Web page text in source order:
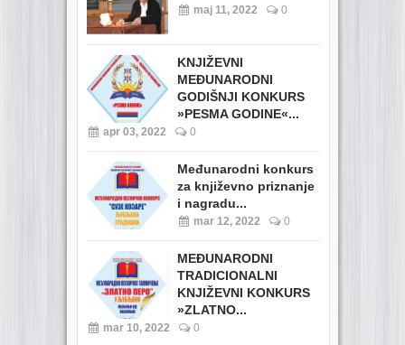
maj 11, 2022 0
KNJIŽEVNI
MEĐUNARODNI
GODIŠNJI KONKURS
»PESMA GODINE«...
apr 03, 2022 0
Međunarodni konkurs
za književno priznanje
i nagradu...
mar 12, 2022 0
MEĐUNARODNI
TRADICIONALNI
KNJIŽEVNI KONKURS
»ZLATNO...
mar 10, 2022 0